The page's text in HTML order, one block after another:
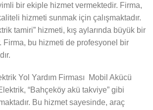
bir ekiple hizmet vermektedir. Firma,
hizmeti sunmak için çalışmaktadır.
tamiri” hizmeti, kış aylarında büyük bir
Firma, bu hizmeti de profesyonel bir
Yol Yardım Firması Mobil Akücü
“Bahçeköy akü takviye” gibi
Bu hizmet sayesinde, araç